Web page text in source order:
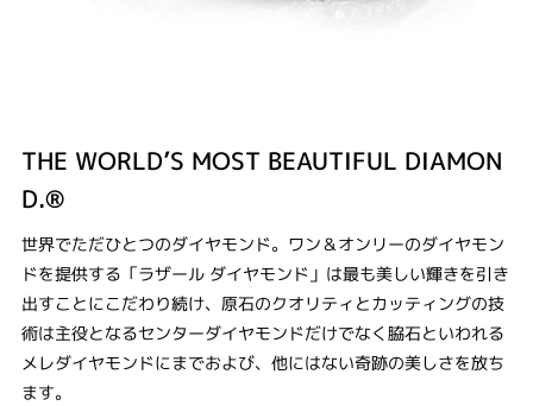
THE WORLD’S MOST BEAUTIFUL DIAMON
D.®
世界でただひとつのダイヤモンド。ワン＆オンリーのダイヤモン
ドを提供する「ラザール ダイヤモンド」は最も美しい輝きを引き
出すことにこだわり続け、原石のクオリティとカッティングの技
術は主役となるセンターダイヤモンドだけでなく脇石といわれる
メレダイヤモンドにまでおよび、他にはない奇跡の美しさを放ち
ます。